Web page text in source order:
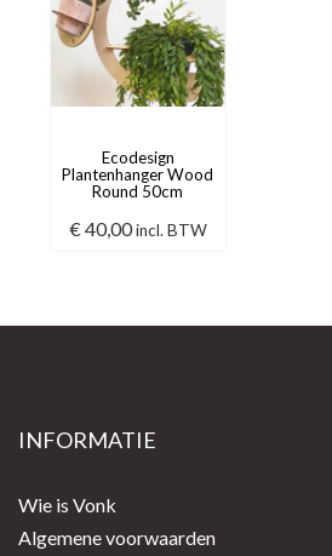
Ecodesign
Plantenhanger Wood
Round 50cm
€ 40,00 incl. BTW
INFORMATIE
Wie is Vonk
Algemene voorwaarden